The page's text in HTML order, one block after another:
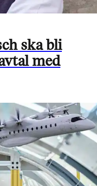
ska bli
med